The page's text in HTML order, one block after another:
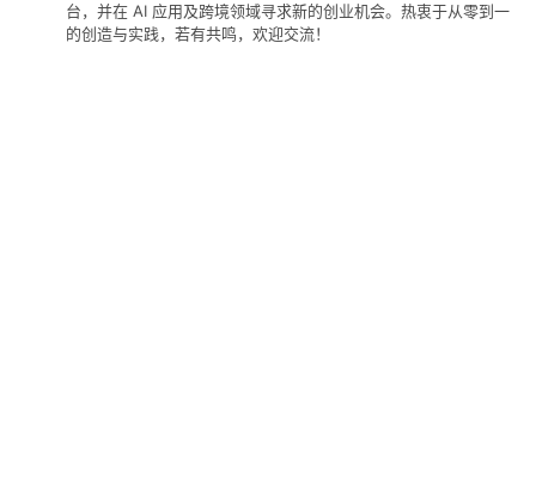
台，并在 AI 应用及跨境领域寻求新的创业机会。热衷于从零到一
的创造与实践，若有共鸣，欢迎交流！